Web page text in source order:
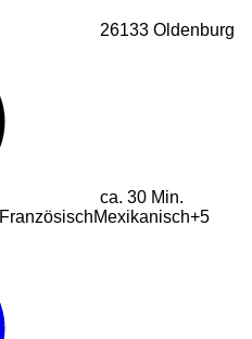
26133 Oldenburg
ca. 30 Min.
FranzösischMexikanisch+5